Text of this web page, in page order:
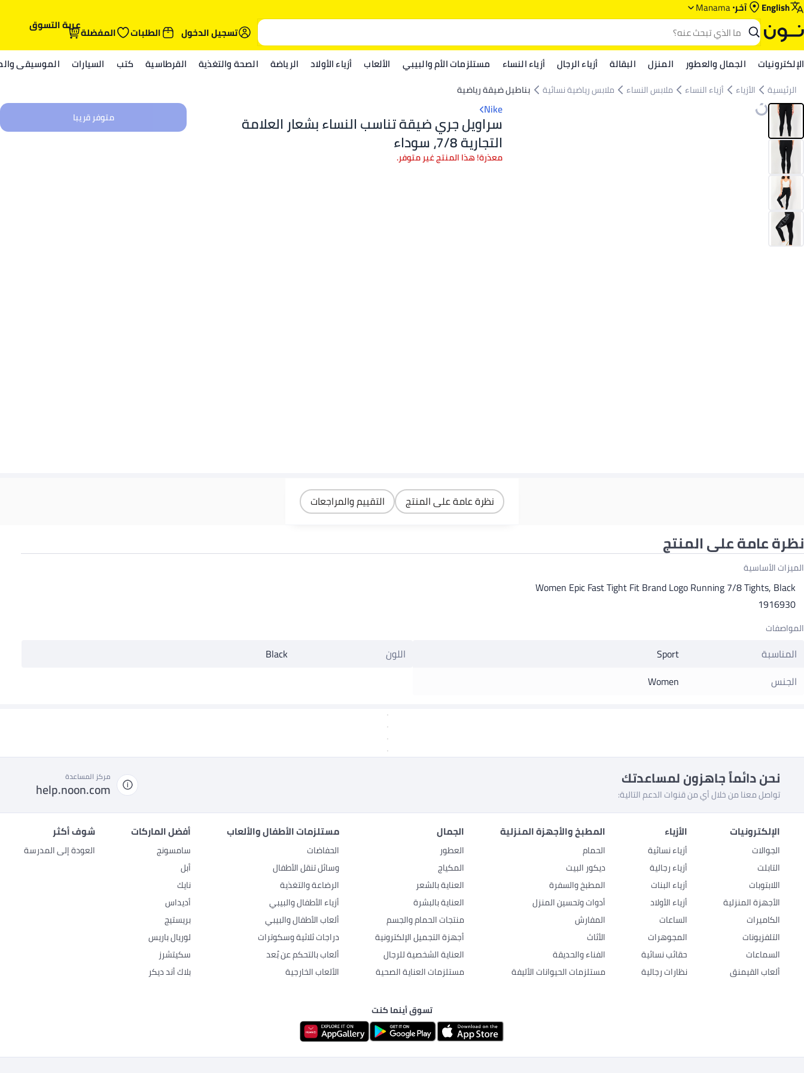
English آخر Manama
تسجيل الدخول
الطلبات المفضلةعربة التسوق
الإلكترونيات الجمال والعطور المنزل البقالة أزياء الرجال أزياء النساء مستلزمات الأم والبيبي الألعاب أزياء الأولاد الرياضة الصحة والتغذية القرطاسية كتب السيارات الموسيقى
الرئيسية الأزياء أزياء النساء ملابس النساء ملابس رياضية نسائية بناطيل ضيقة رياضية
Nike
سراويل جري ضيقة تناسب النساء بشعار العلامة
التجارية 7/8، سوداء
معذرة! هذا المنتج غير متوفر.
متوفر قريبا
نظرة عامة على المنتج التقييم والمراجعات
نظرة عامة على المنتج
الميزات الأساسية
Women Epic Fast Tight Fit Brand Logo Running 7/8 Tights, Black
1916930
المواصفات
المناسبة
Sport
الجنس
Women
اللون Black
نحن دائماً جاهزون لمساعدتك
تواصل معنا من خلال أي من قنوات الدعم التالية:
مركز المساعدة
help.noon.com
الإلكترونيات
الجوالات
التابلت
اللابتوبات
الأجهزة المنزلية
الكاميرات
التلفزيونات
السماعات
ألعاب القيمنق
الأزياء
أزياء نسائية
أزياء رجالية
أزياء البنات
أزياء الأولاد
الساعات
المجوهرات
حقائب نسائية
نظارات رجالية
المطبخ والأجهزة المنزلية
الحمام
ديكور البيت
المطبخ والسفرة
أدوات وتحسين المنزل
المفارش
الأثاث
الفناء والحديقة
مستلزمات الحيوانات الأليفة
الجمال
العطور
المكياج
العناية بالشعر
العناية بالبشرة
منتجات الحمام والجسم
أجهزة التجميل الإلكترونية
العناية الشخصية للرجال
مستلزمات العناية الصحية
مستلزمات الأطفال والألعاب
الحفاضات
وسائل تنقل الأطفال
الرضاعة والتغذية
أزياء الأطفال والبيبي
ألعاب الأطفال والبيبي
دراجات ثلاثية وسكوترات
ألعاب بالتحكم عن بُعد
الألعاب الخارجية
أفضل الماركات
سامسونج
أبل
نايك
أديداس
بريستيج
لوريال باريس
سكيتشرز
بلاك أند ديكر
شوف أكثر
العودة إلى المدرسة
تسوق أينما كنت